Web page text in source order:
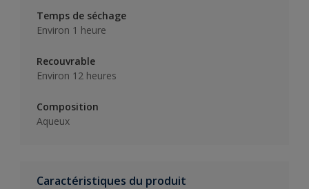
Temps de séchage
Environ 1 heure
Recouvrable
Environ 12 heures
Composition
Aqueux
Caractéristiques du produit